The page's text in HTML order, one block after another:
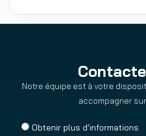
Notre équipe est à votre
accompagner
Obtenir plus d'informations